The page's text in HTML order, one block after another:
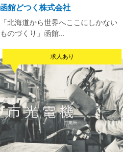
函館どつく株式会社
「北海道から世界へここにしかない
ものづくり」函館...
求人あり